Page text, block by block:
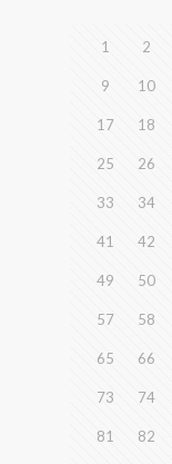
1 2
9 10
17 18
25 26
33 34
41 42
49 50
57 58
65 66
73 74
81 82